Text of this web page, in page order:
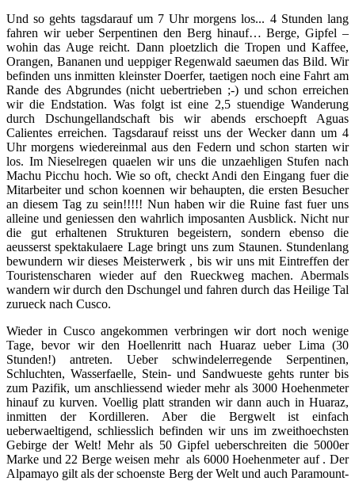
Und so gehts tagsdarauf um 7 Uhr morgens los... 4 Stunden lang
fahren wir ueber Serpentinen den Berg hinauf… Berge, Gipfel –
wohin das Auge reicht. Dann ploetzlich die Tropen und Kaffee,
Orangen, Bananen und ueppiger Regenwald saeumen das Bild. Wir
befinden uns inmitten kleinster Doerfer, taetigen noch eine Fahrt am
Rande des Abgrundes (nicht uebertrieben ;-) und schon erreichen
wir die Endstation. Was folgt ist eine 2,5 stuendige Wanderung
durch Dschungellandschaft bis wir abends erschoepft Aguas
Calientes erreichen. Tagsdarauf reisst uns der Wecker dann um 4
Uhr morgens wiedereinmal aus den Federn und schon starten wir
los. Im Nieselregen quaelen wir uns die unzaehligen Stufen nach
Machu Picchu hoch. Wie so oft, checkt Andi den Eingang fuer die
Mitarbeiter und schon koennen wir behaupten, die ersten Besucher
an diesem Tag zu sein!!!!! Nun haben wir die Ruine fast fuer uns
alleine und geniessen den wahrlich imposanten Ausblick. Nicht nur
die gut erhaltenen Strukturen begeistern, sondern ebenso die
aeusserst spektakulaere Lage bringt uns zum Staunen. Stundenlang
bewundern wir dieses Meisterwerk , bis wir uns mit Eintreffen der
Touristenscharen wieder auf den Rueckweg machen. Abermals
wandern wir durch den Dschungel und fahren durch das Heilige Tal
zurueck nach Cusco.
Wieder in Cusco angekommen verbringen wir dort noch wenige
Tage, bevor wir den Hoellenritt nach Huaraz ueber Lima (30
Stunden!) antreten. Ueber schwindelerregende Serpentinen,
Schluchten, Wasserfaelle, Stein- und Sandwueste gehts runter bis
zum Pazifik, um anschliessend wieder mehr als 3000 Hoehenmeter
hinauf zu kurven. Voellig platt stranden wir dann auch in Huaraz,
inmitten der Kordilleren. Aber die Bergwelt ist einfach
ueberwaeltigend, schliesslich befinden wir uns im zweithoechsten
Gebirge der Welt! Mehr als 50 Gipfel ueberschreiten die 5000er
Marke und 22 Berge weisen mehr als 6000 Hoehenmeter auf . Der
Alpamayo gilt als der schoenste Berg der Welt und auch Paramount-